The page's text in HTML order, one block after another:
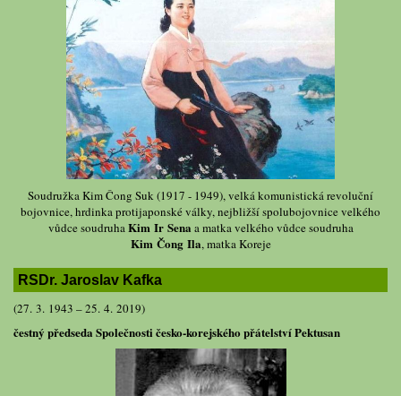
Soudružka Kim Čong Suk (1917 - 1949), velká komunistická revoluční
bojovnice, hrdinka protijaponské války, nejbližší spolubojovnice velkého
vůdce soudruhaKim Ir Sena a matka velkého vůdce soudruha
Kim Čong Ila, matka Koreje
RSDr. Jaroslav Kafka
(27. 3. 1943 – 25. 4. 2019)
čestný předseda Společnosti česko-korejského přátelství Pektusan